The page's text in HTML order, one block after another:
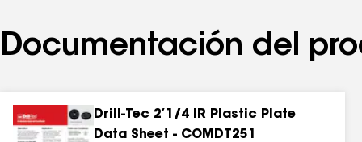
Documentación del
Drill-Tec 2’1/4 IR Plastic Plate
Data Sheet - COMDT251